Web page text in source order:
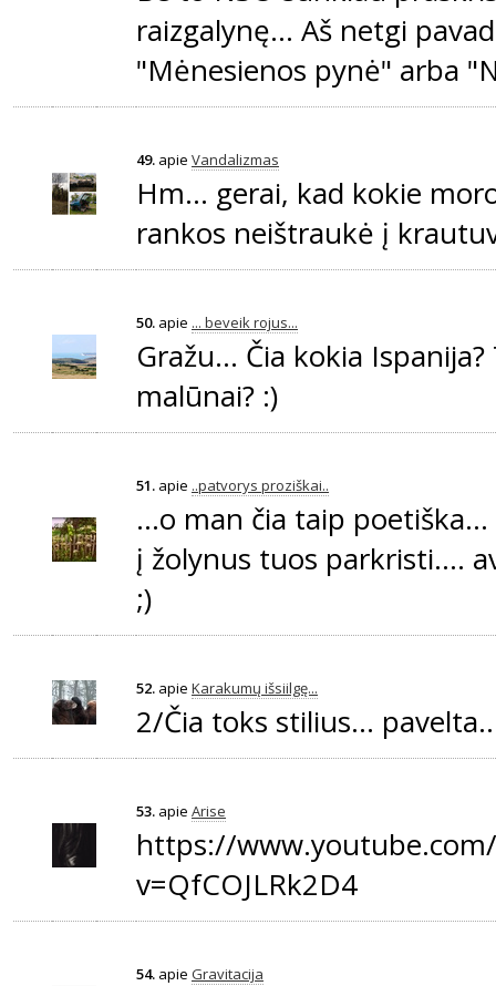
raizgalynę... Aš netgi
"Mėnesienos pynė" arba
49. apie Vandalizmas
Hm... gerai, kad kokie
rankos neištraukė į
50. apie ... beveik rojus...
Gražu... Čia kokia
malūnai? :)
51. apie ..patvorys proziškai..
...o man čia taip
į žolynus tuos parkristi....
;)
52. apie Karakumų išsiilgę...
2/Čia toks stilius...
53. apie Arise
https://
v=QfCOJLRk2D4
54. apie Gravitacija